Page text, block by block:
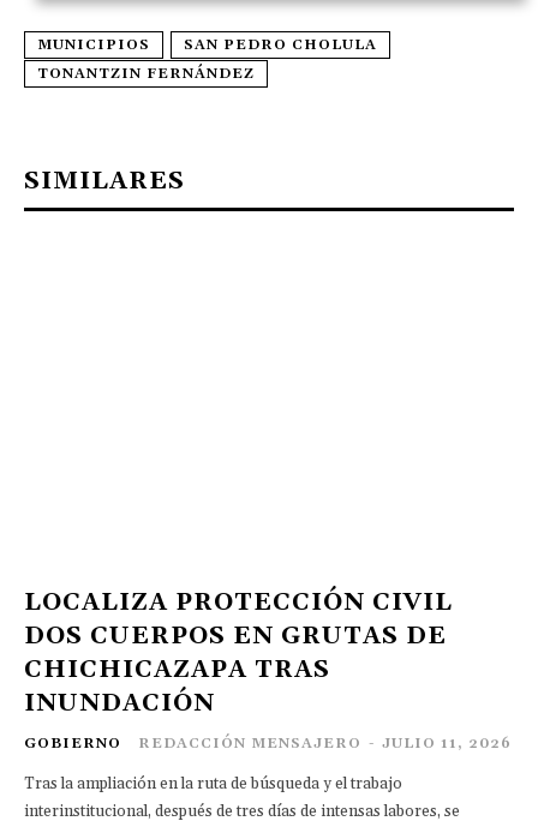
MUNICIPIOS
SAN PEDRO CHOLULA
TONANTZIN FERNÁNDEZ
SIMILARES
LOCALIZA PROTECCIÓN CIVIL
DOS CUERPOS EN GRUTAS DE
CHICHICAZAPA TRAS
INUNDACIÓN
GOBIERNO REDACCIÓN MENSAJERO - JULIO 11, 2026
Tras la ampliación en la ruta de búsqueda y el trabajo
interinstitucional, después de tres días de intensas labores, se